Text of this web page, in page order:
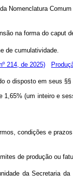
da Nomenclatura
na forma do caput
de cumulatividade.
214, de 2025)
o disposto em seus §§
1,65% (um inteiro e
condições e
de produção ou
da Secretaria